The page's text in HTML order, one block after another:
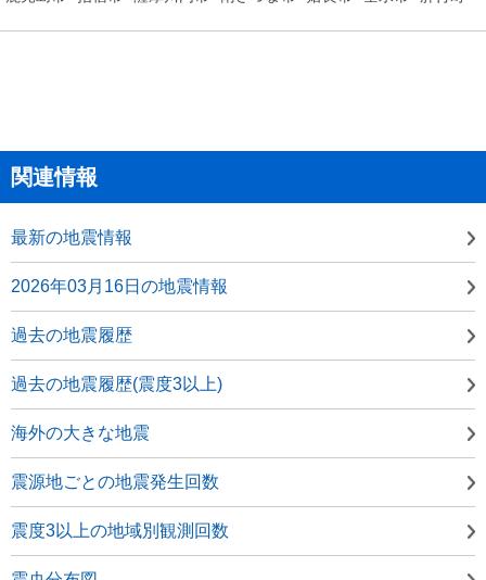
関連情報
最新の地震情報
2026年03月16日の地震情報
過去の地震履歴
過去の地震履歴(震度3以上)
海外の大きな地震
震源地ごとの地震発生回数
震度3以上の地域別観測回数